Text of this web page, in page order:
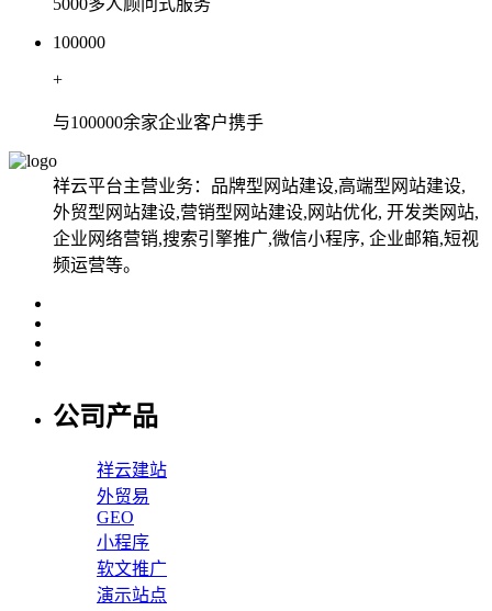
5000多人顾问式服务
100000
+
与100000余家企业客户携手
祥云平台主营业务：品牌型网站建设,高端型网站建设,
外贸型网站建设,营销型网站建设,网站优化, 开发类网站,
企业网络营销,搜索引擎推广,微信小程序, 企业邮箱,短视
频运营等。
公司产品
祥云建站
外贸易
GEO
小程序
软文推广
演示站点